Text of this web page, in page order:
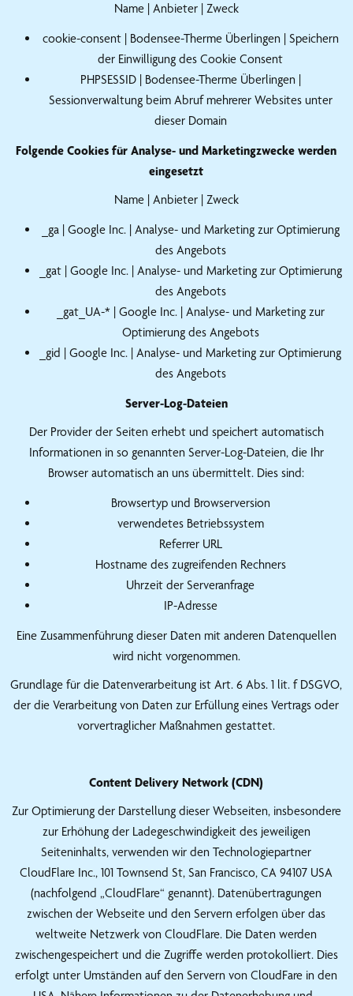
Name | Anbieter | Zweck
cookie-consent | Bodensee-Therme Überlingen | Speichern
der Einwilligung des Cookie Consent
PHPSESSID | Bodensee-Therme Überlingen |
Sessionverwaltung beim Abruf mehrerer Websites unter
dieser Domain
Folgende Cookies für Analyse- und Marketingzwecke werden
eingesetzt
Name | Anbieter | Zweck
_ga | Google Inc. | Analyse- und Marketing zur Optimierung
des Angebots
_gat | Google Inc. | Analyse- und Marketing zur Optimierung
des Angebots
_gat_UA-* | Google Inc. | Analyse- und Marketing zur
Optimierung des Angebots
_gid | Google Inc. | Analyse- und Marketing zur Optimierung
des Angebots
Server-Log-Dateien
Der Provider der Seiten erhebt und speichert automatisch
Informationen in so genannten Server-Log-Dateien, die Ihr
Browser automatisch an uns übermittelt. Dies sind:
Browsertyp und Browserversion
verwendetes Betriebssystem
Referrer URL
Hostname des zugreifenden Rechners
Uhrzeit der Serveranfrage
IP-Adresse
Eine Zusammenführung dieser Daten mit anderen Datenquellen
wird nicht vorgenommen.
Grundlage für die Datenverarbeitung ist Art. 6 Abs. 1 lit. f DSGVO,
der die Verarbeitung von Daten zur Erfüllung eines Vertrags oder
vorvertraglicher Maßnahmen gestattet.
Content Delivery Network (CDN)
Zur Optimierung der Darstellung dieser Webseiten, insbesondere
zur Erhöhung der Ladegeschwindigkeit des jeweiligen
Seiteninhalts, verwenden wir den Technologiepartner
CloudFlare Inc., 101 Townsend St, San Francisco, CA 94107 USA
(nachfolgend „CloudFlare“ genannt). Datenübertragungen
zwischen der Webseite und den Servern erfolgen über das
weltweite Netzwerk von CloudFlare. Die Daten werden
zwischengespeichert und die Zugriffe werden protokolliert. Dies
erfolgt unter Umständen auf den Servern von CloudFare in den